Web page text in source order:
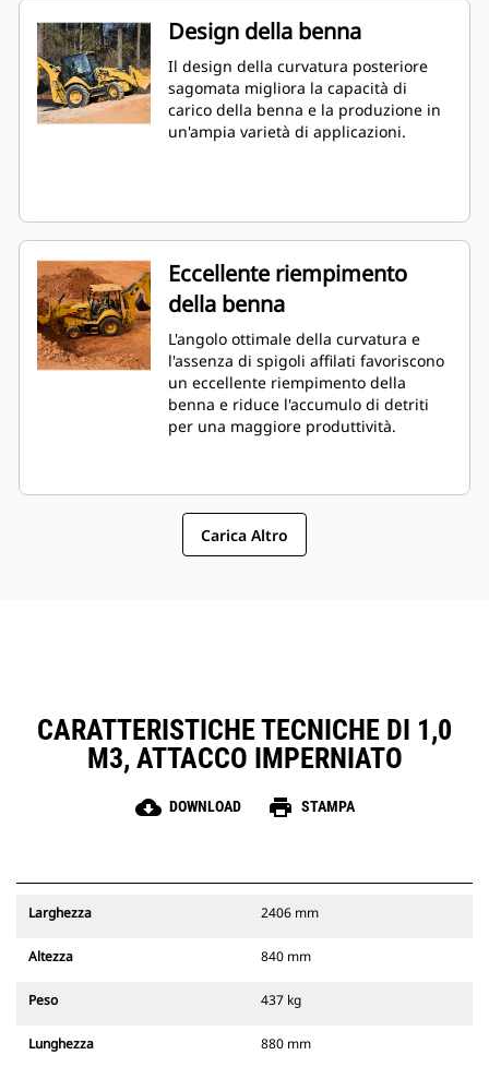
Design della benna
Il design della curvatura posteriore
sagomata migliora la capacità di
carico della benna e la produzione in
un'ampia varietà di applicazioni.
Eccellente riempimento
della benna
L'angolo ottimale della curvatura e
l'assenza di spigoli affilati favoriscono
un eccellente riempimento della
benna e riduce l'accumulo di detriti
per una maggiore produttività.
Carica Altro
CARATTERISTICHE TECNICHE DI 1,0
M3, ATTACCO IMPERNIATO
cloud_download DOWNLOAD print STAMPA
Larghezza 2406 mm
Altezza 840 mm
Peso 437 kg
Lunghezza 880 mm